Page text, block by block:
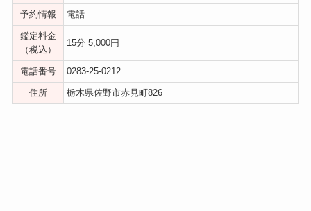
予約情報 電話
鑑定料金
（税込）
15分 5,000円
電話番号 0283-25-0212
住所 栃木県佐野市赤見町826